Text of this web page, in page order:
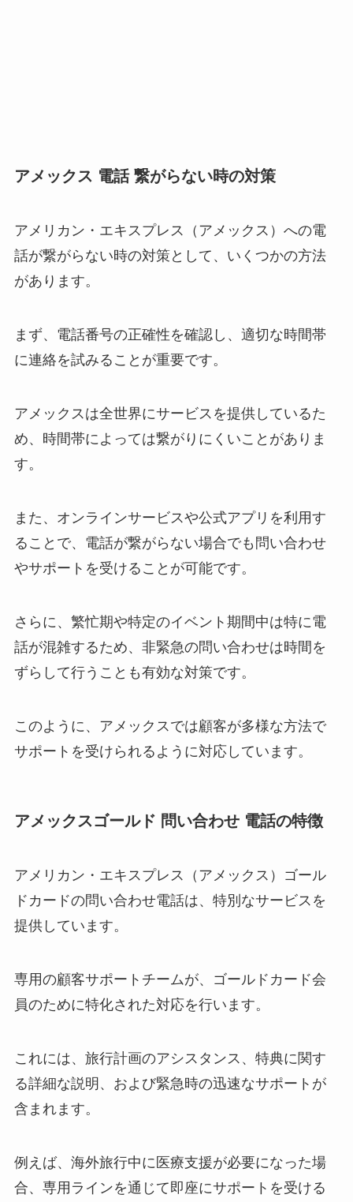
アメックス 電話 繋がらない時の対策
アメリカン・エキスプレス（アメックス）への電
話が繋がらない時の対策として、いくつかの方法
があります。
まず、電話番号の正確性を確認し、適切な時間帯
に連絡を試みることが重要です。
アメックスは全世界にサービスを提供しているた
め、時間帯によっては繋がりにくいことがありま
す。
また、オンラインサービスや公式アプリを利用す
ることで、電話が繋がらない場合でも問い合わせ
やサポートを受けることが可能です。
さらに、繁忙期や特定のイベント期間中は特に電
話が混雑するため、非緊急の問い合わせは時間を
ずらして行うことも有効な対策です。
このように、アメックスでは顧客が多様な方法で
サポートを受けられるように対応しています。
アメックスゴールド 問い合わせ 電話の特徴
アメリカン・エキスプレス（アメックス）ゴール
ドカードの問い合わせ電話は、特別なサービスを
提供しています。
専用の顧客サポートチームが、ゴールドカード会
員のために特化された対応を行います。
これには、旅行計画のアシスタンス、特典に関す
る詳細な説明、および緊急時の迅速なサポートが
含まれます。
例えば、海外旅行中に医療支援が必要になった場
合、専用ラインを通じて即座にサポートを受ける